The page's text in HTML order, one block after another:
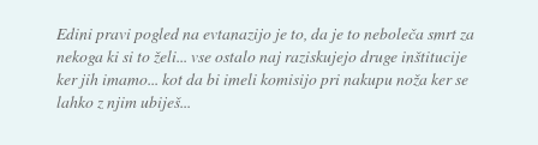
Edini pravi pogled na evtanazijo je to, da je to neboleča smrt za
nekoga ki si to želi... vse ostalo naj raziskujejo druge inštitucije
ker jih imamo... kot da bi imeli komisijo pri nakupu noža ker se
lahko z njim ubiješ...